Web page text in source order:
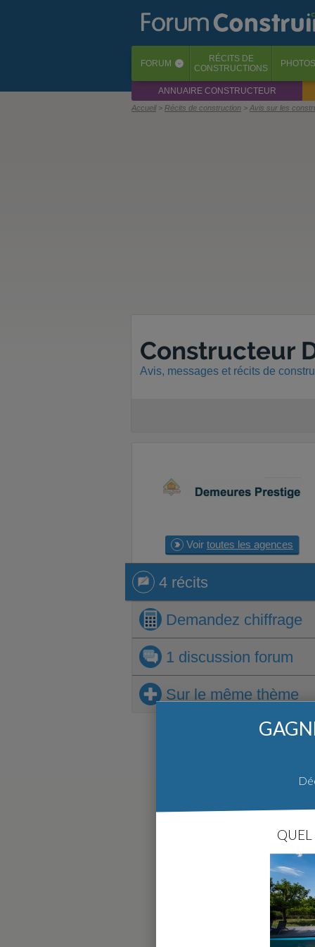
FORUM ‹ RÉCITS DE
CONSTRUCTIONS
PHOTOS
ANNUAIRE CONSTRUCTEUR
Accueil Récits de construction Avis sur les
Constructeur
Avis, messages et récits de
Voir toutes les agences
4 récits
Demandez chiffrage
1 discussion forum
Sur le même thème
4 récits
QUEL